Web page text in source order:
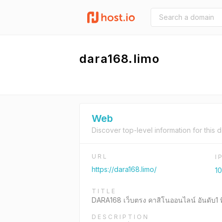
dara168.limo
Web
Discover top-level information for this
URL
https://dara168.limo/
TITLE
DARA168 เว็บตรง คาสิโนออนไลน์ อันดับ
DESCRIPTION